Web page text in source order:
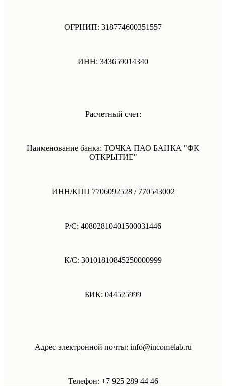
ОГРНИП: 318774600351557
ИНН: 343659014340
Расчетный счет:
Наименование банка: ТОЧКА ПАО БАНКА "ФК
ОТКРЫТИЕ"
ИНН/КПП 7706092528 / 770543002
Р/С: 40802810401500031446
К/С: 30101810845250000999
БИК: 044525999
Адрес электронной почты: info@incomelab.ru
Телефон: +7 925 289 44 46